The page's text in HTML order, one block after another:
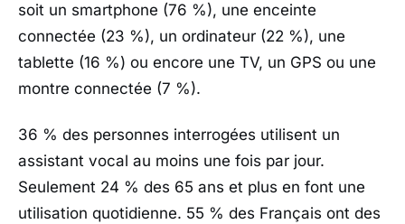
soit un smartphone (76 %), une enceinte
connectée (23 %), un ordinateur (22 %), une
tablette (16 %) ou encore une TV, un GPS ou une
montre connectée (7 %).
36 % des personnes interrogées utilisent un
assistant vocal au moins une fois par jour.
Seulement 24 % des 65 ans et plus en font une
utilisation quotidienne. 55 % des Français ont des